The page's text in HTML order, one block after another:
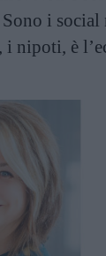
i
i nipoti, è